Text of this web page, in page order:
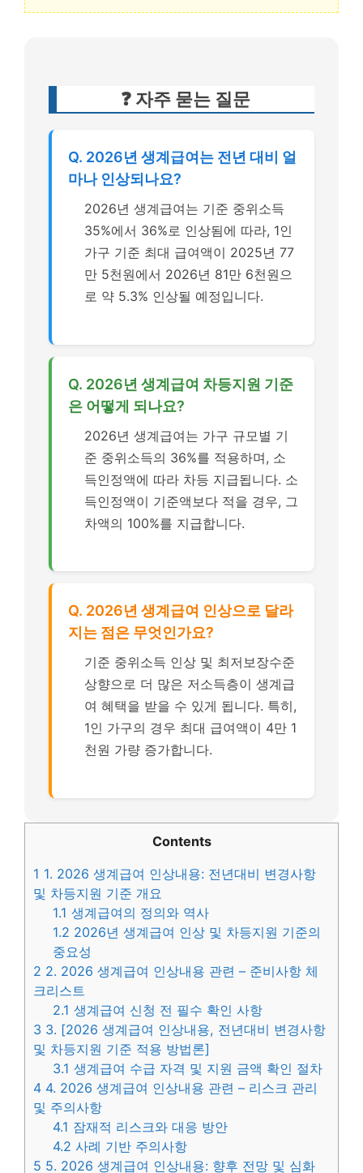
❓ 자주 묻는 질문
Q. 2026년 생계급여는 전년 대비 얼
마나 인상되나요?
2026년 생계급여는 기준 중위소득
35%에서 36%로 인상됨에 따라, 1인
가구 기준 최대 급여액이 2025년 77
만 5천원에서 2026년 81만 6천원으
로 약 5.3% 인상될 예정입니다.
Q. 2026년 생계급여 차등지원 기준
은 어떻게 되나요?
2026년 생계급여는 가구 규모별 기
준 중위소득의 36%를 적용하며, 소
득인정액에 따라 차등 지급됩니다. 소
득인정액이 기준액보다 적을 경우, 그
차액의 100%를 지급합니다.
Q. 2026년 생계급여 인상으로 달라
지는 점은 무엇인가요?
기준 중위소득 인상 및 최저보장수준
상향으로 더 많은 저소득층이 생계급
여 혜택을 받을 수 있게 됩니다. 특히,
1인 가구의 경우 최대 급여액이 4만 1
천원 가량 증가합니다.
Contents
1 1. 2026 생계급여 인상내용: 전년대비 변경사항
및 차등지원 기준 개요
1.1 생계급여의 정의와 역사
1.2 2026년 생계급여 인상 및 차등지원 기준의
중요성
2 2. 2026 생계급여 인상내용 관련 – 준비사항 체
크리스트
2.1 생계급여 신청 전 필수 확인 사항
3 3. [2026 생계급여 인상내용, 전년대비 변경사항
및 차등지원 기준 적용 방법론]
3.1 생계급여 수급 자격 및 지원 금액 확인 절차
4 4. 2026 생계급여 인상내용 관련 – 리스크 관리
및 주의사항
4.1 잠재적 리스크와 대응 방안
4.2 사례 기반 주의사항
5 5. 2026 생계급여 인상내용: 향후 전망 및 심화